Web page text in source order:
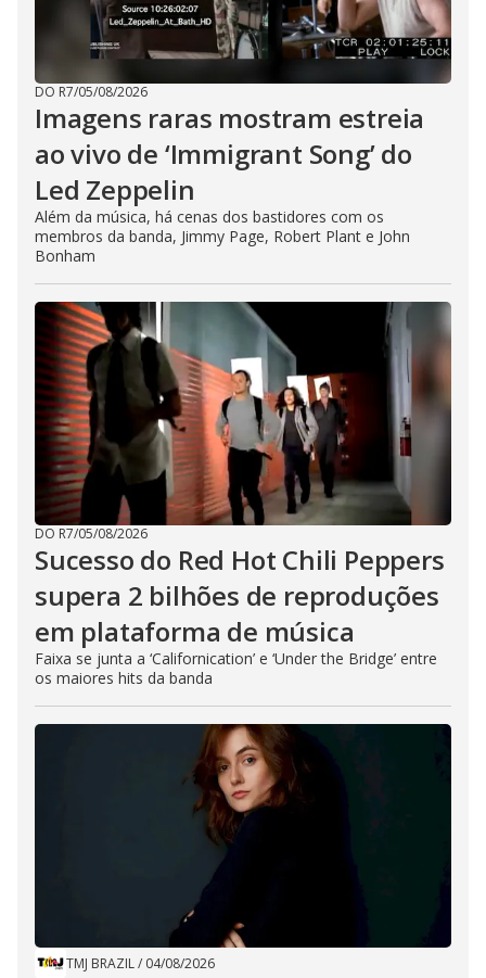
DO R7/05/08/2026
Imagens raras mostram estreia
ao vivo de ‘Immigrant Song’ do
Led Zeppelin
Além da música, há cenas dos bastidores com os
membros da banda, Jimmy Page, Robert Plant e John
Bonham
DO R7/05/08/2026
Sucesso do Red Hot Chili Peppers
supera 2 bilhões de reproduções
em plataforma de música
Faixa se junta a ‘Californication’ e ‘Under the Bridge’ entre
os maiores hits da banda
TMJ BRAZIL/ 04/08/2026